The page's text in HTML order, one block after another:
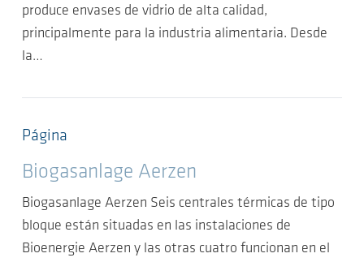
produce envases de vidrio de alta calidad,
principalmente para la industria alimentaria. Desde
la…
Página
Biogasanlage Aerzen
Biogasanlage Aerzen Seis centrales térmicas de tipo
bloque están situadas en las instalaciones de
Bioenergie Aerzen y las otras cuatro funcionan en el